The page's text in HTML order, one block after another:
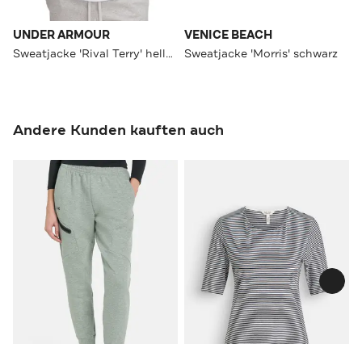
UNDER ARMOUR
Sweatjacke 'Rival Terry' hellgrau
VENICE BEACH
Sweatjacke 'Morris' schwarz
Andere Kunden kauften auch